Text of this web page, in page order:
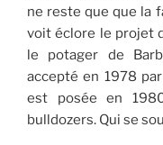
ne reste que que la
voit éclore le projet
le potager de
accepté en 1978
est posée en
bulldozers. Qui se